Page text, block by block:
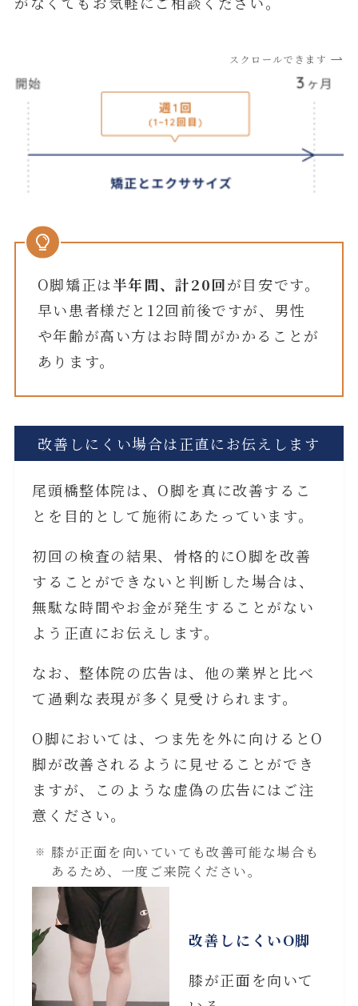
スクロールできます
O脚矯正は半年間、計20回が目安です。
早い患者様だと12回前後ですが、男性
や年齢が高い方はお時間がかかることが
あります。
改善しにくい場合は正直にお伝えします
尾頭橋整体院は、O脚を真に改善するこ
とを目的として施術にあたっています。
初回の検査の結果、骨格的にO脚を改善
することができないと判断した場合は、
無駄な時間やお金が発生することがない
よう正直にお伝えします。
なお、整体院の広告は、他の業界と比べ
て過剰な表現が多く見受けられます。
O脚においては、つま先を外に向けるとO
脚が改善されるように見せることができ
ますが、このような虚偽の広告にはご注
意ください。
膝が正面を向いていても改善可能な場合も
あるため、一度ご来院ください。
改善しにくいO脚
膝が正面を向いて